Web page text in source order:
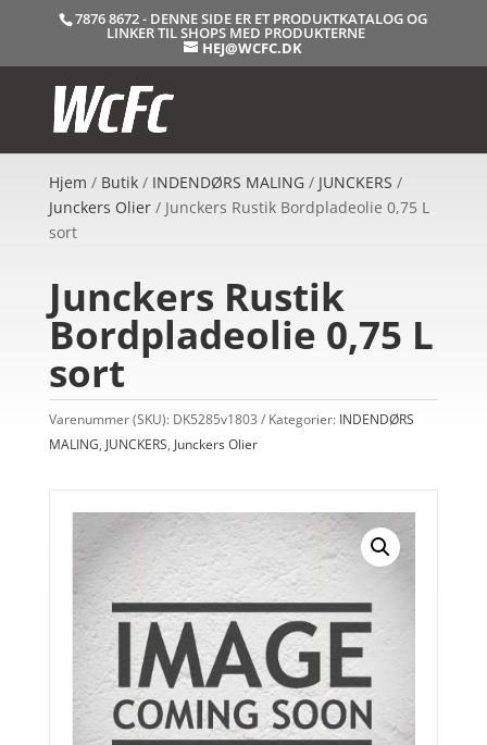
7876 8672 - DENNE SIDE ER ET PRODUKTKATALOG OG
LINKER TIL SHOPS MED PRODUKTERNE
HEJ@WCFC.DK
Hjem / Butik/ INDENDØRS MALING/ JUNCKERS /
Junckers Olier/ Junckers Rustik Bordpladeolie 0,75 L
sort
Junckers Rustik
Bordpladeolie 0,75 L
sort
Varenummer (SKU): DK5285v1803 Kategorier: INDENDØRS
MALING, JUNCKERS, Junckers Olier